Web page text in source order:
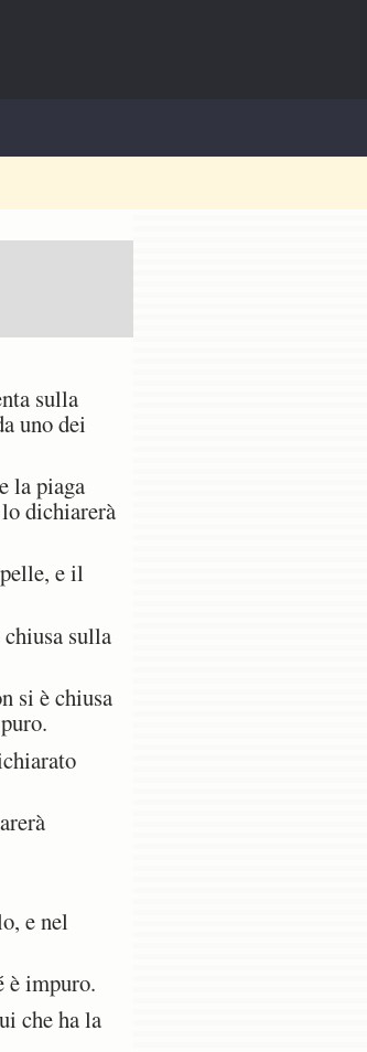
sulla
uno dei
la piaga
dichiarerà
e il
sulla
si è chiusa
e nel
è impuro.
che ha la